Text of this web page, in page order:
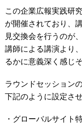
この企業広報実践研
が開催されており、
見交換会を行うのが
講師による講演より
るかに意義深く感じ
ラウンドセッション
下記のように設定さ
・グローバルサイト